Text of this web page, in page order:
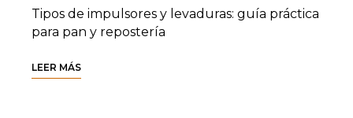
Tipos de impulsores y levaduras: guía práctica
para pan y repostería
LEER MÁS